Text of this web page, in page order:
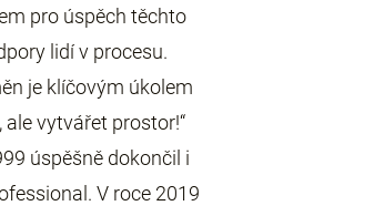
pro úspěch těchto
lidí v procesu.
je klíčovým úkolem
vytvářet prostor!“
úspěšně dokončil i
V roce 2019